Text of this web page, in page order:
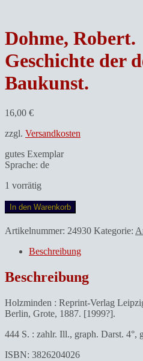
Dohme, Robert.
Geschichte der
Baukunst.
16,00 €
zzgl. Versandkosten
gutes Exemplar
Sprache: de
1 vorrätig
Dohme,
Robert.Geschichte
der
Baukunst.
In den Warenkorb
Artikelnummer: 24930 Kategorie:
Beschreibung
Beschreibung
Holzminden : Reprint-Verlag
Berlin, Grote, 1887. [1999?].
444 S. : zahlr. Ill., graph. Darst. 4°,
ISBN: 3826204026